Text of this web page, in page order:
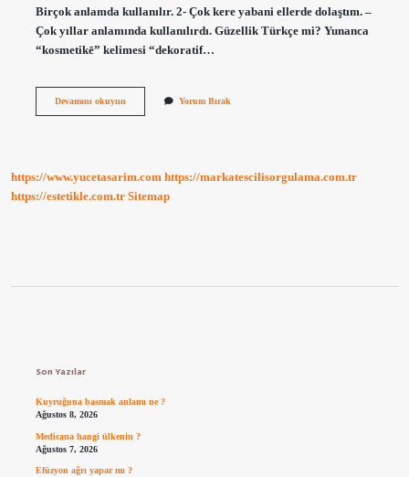
Birçok anlamda kullanılır. 2- Çok kere yabani ellerde dolaştım. –
Çok yıllar anlamında kullanılırdı. Güzellik Türkçe mi? Yunanca
“kosmetikē” kelimesi “dekoratif…
Devamını okuyunNice
Yorum Bırak
https://www.yucetasarim.com https://markatescilisorgulama.com.tr
https://estetikle.com.tr Sitemap
Son Yazılar
Kuyruğuna basmak anlamı ne ?
Ağustos 8, 2026
Medicana hangi ülkenin ?
Ağustos 7, 2026
Efüzyon ağrı yapar mı ?